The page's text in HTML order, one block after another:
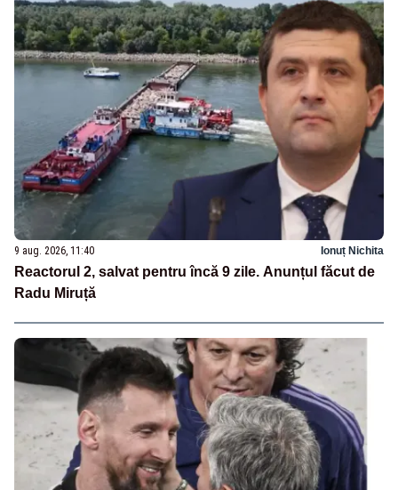
9 aug. 2026, 11:40 Ionuț Nichita
Reactorul 2, salvat pentru încă 9 zile. Anunțul făcut de
Radu Miruță